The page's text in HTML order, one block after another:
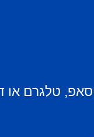
טלגרם או